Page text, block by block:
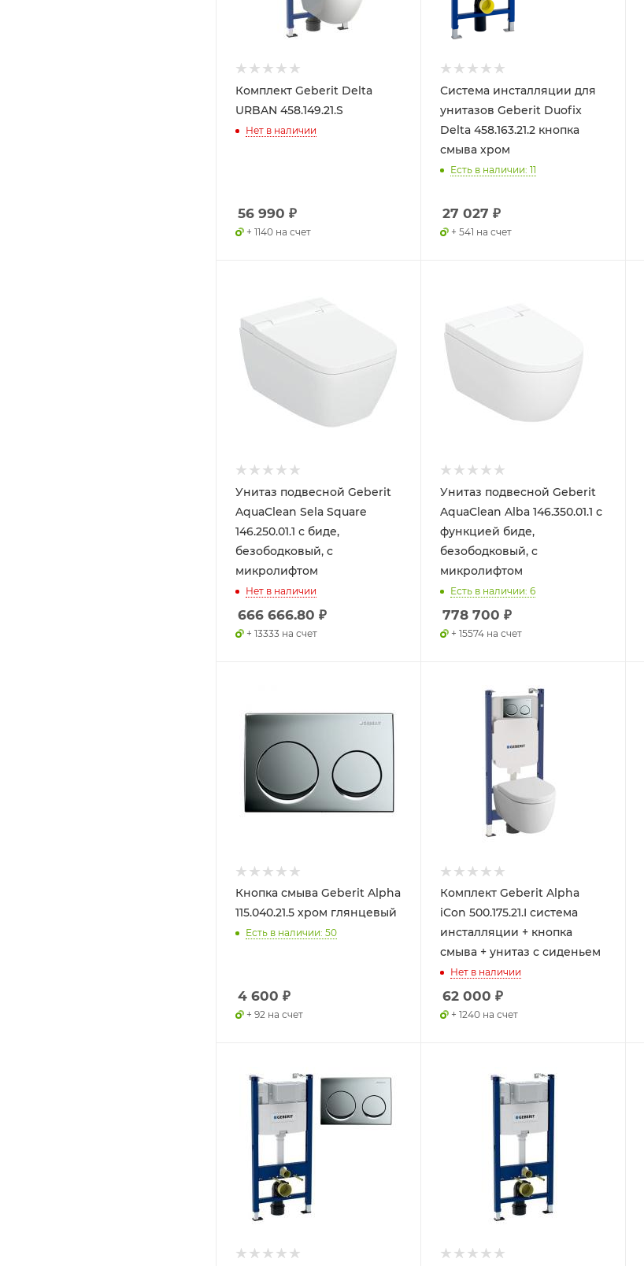
Комплект Geberit Delta
URBAN 458.149.21.S
Нет в наличии
56 990 ₽
+ 1140 на счет
Система инсталляции для
унитазов Geberit Duofix
Delta 458.163.21.2 кнопка
смыва хром
Есть в наличии: 11
27 027 ₽
+ 541 на счет
Унитаз подвесной Geberit
AquaClean Sela Square
146.250.01.1 с биде,
безободковый, с
микролифтом
Нет в наличии
666 666.80 ₽
+ 13333 на счет
Унитаз подвесной Geberit
AquaClean Alba 146.350.01.1 с
функцией биде,
безободковый, с
микролифтом
Есть в наличии: 6
778 700 ₽
+ 15574 на счет
Кнопка смыва Geberit Alpha
115.040.21.5 хром глянцевый
Есть в наличии: 50
4 600 ₽
+ 92 на счет
Комплект Geberit Alpha
iCon 500.175.21.I система
инсталляции + кнопка
смыва + унитаз с сиденьем
Нет в наличии
62 000 ₽
+ 1240 на счет